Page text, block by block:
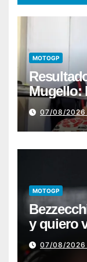
MOTOGP
Mugello:
07/08/2026
MOTOGP
y quiero
moto;
guerra»
07/08/2026